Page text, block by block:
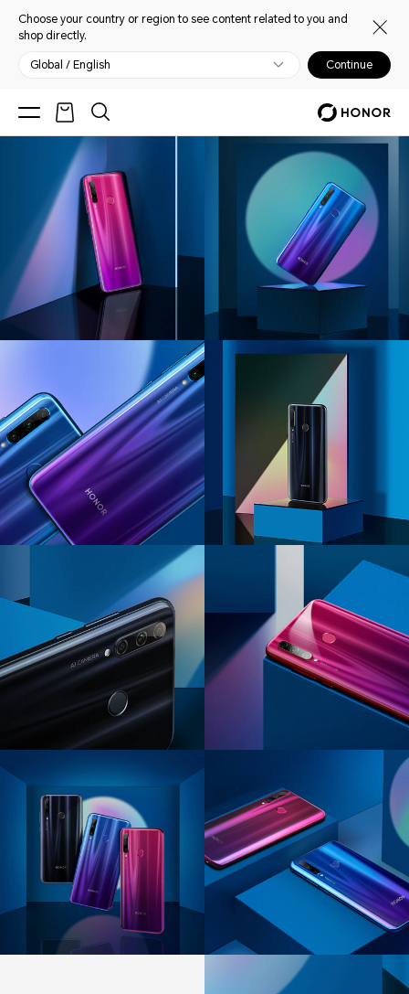
Choose your country or region to see content related to you and
shop directly.
Global / English Continue